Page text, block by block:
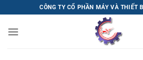
qua
nội
CÔNG TY CỔ PHẦN MÁY VÀ THIẾT